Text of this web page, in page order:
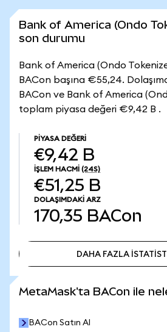
Bank of America (Ondo
son durumu
Bank of America (Ondo
BACon başına €55,24.
BACon ve Bank of America
toplam piyasa değeri €9,42 B .
PIYASA DEĞERI
€9,42 B
İŞLEM HACMI (24S)
€51,25 B
DOLAŞIMDAKI ARZ
170,35 BACon
DAHA FAZLA
MetaMask'ta BACon ile
BACon Satın Al